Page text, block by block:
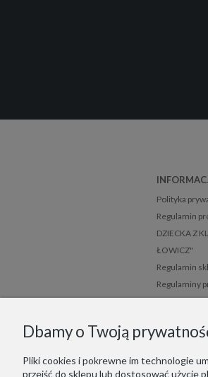
Polityka
Regulamin
DZIECKA Z
ŁOWICZ"
Regulamin
Regulaminy
Mapa strony
Dbamy o Twoją
Pliki cookies i pokrewne im technologie
przejść do sklepu lub dostosować użycie